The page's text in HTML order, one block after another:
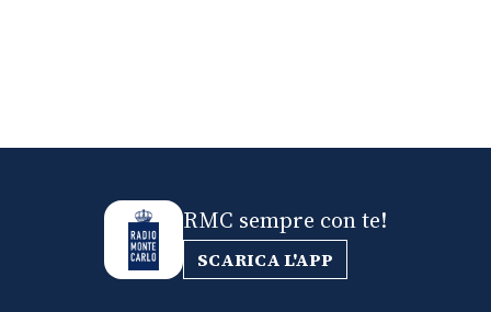
RMC sempre con te!
SCARICA L'APP